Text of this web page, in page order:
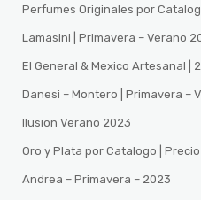
Perfumes Originales por
Lamasini | Primavera – Verano
El General & Mexico Artesanal |
Danesi – Montero | Primavera –
Ilusion Verano 2023
Oro y Plata por Catalogo |
Andrea – Primavera – 2023